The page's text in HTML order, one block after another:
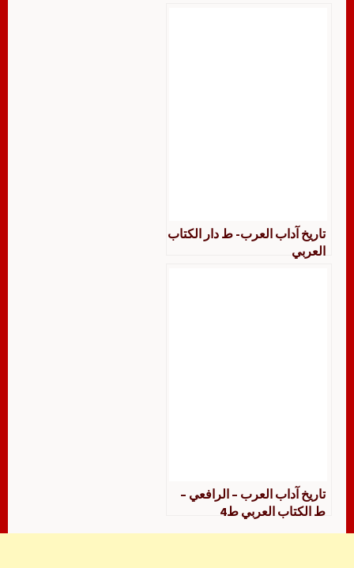
تاريخ آداب العرب- ط دار الكتاب
العربي
تاريخ آداب العرب – الرافعي –
ط الكتاب العربي ط4